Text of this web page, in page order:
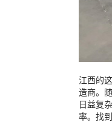
江西的
造商。
日益复
率。找